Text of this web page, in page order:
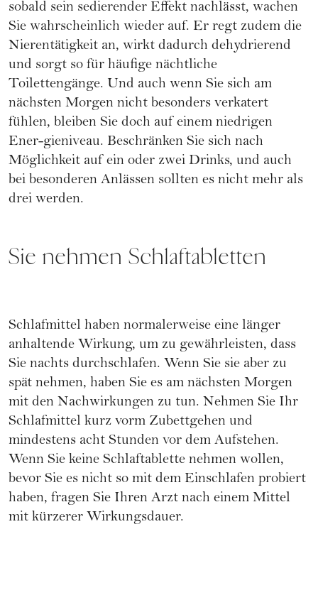
sobald sein sedierender Effekt nachlässt, wachen
Sie wahrscheinlich wieder auf. Er regt zudem die
Nierentätigkeit an, wirkt dadurch dehydrierend
und sorgt so für häufige nächtliche
Toilettengänge. Und auch wenn Sie sich am
nächsten Morgen nicht besonders verkatert
fühlen, bleiben Sie doch auf einem niedrigen
Ener-gieniveau. Beschränken Sie sich nach
Möglichkeit auf ein oder zwei Drinks, und auch
bei besonderen Anlässen sollten es nicht mehr als
drei werden.
Sie nehmen Schlaftabletten
Schlafmittel haben normalerweise eine länger
anhaltende Wirkung, um zu gewährleisten, dass
Sie nachts durchschlafen. Wenn Sie sie aber zu
spät nehmen, haben Sie es am nächsten Morgen
mit den Nachwirkungen zu tun. Nehmen Sie Ihr
Schlafmittel kurz vorm Zubettgehen und
mindestens acht Stunden vor dem Aufstehen.
Wenn Sie keine Schlaftablette nehmen wollen,
bevor Sie es nicht so mit dem Einschlafen probiert
haben, fragen Sie Ihren Arzt nach einem Mittel
mit kürzerer Wirkungsdauer.